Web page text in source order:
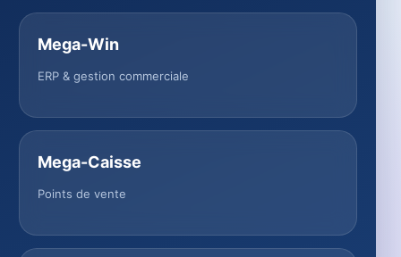
Mega-Win
ERP & gestion commerciale
Mega-Caisse
Points de vente